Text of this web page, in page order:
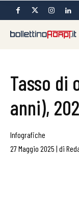
Tasso di
anni),
Infografiche
27 Maggio 2025 | di